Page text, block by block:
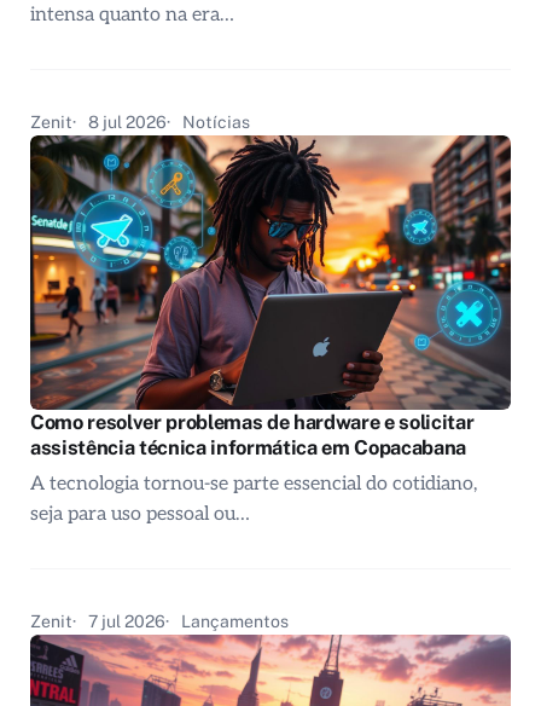
intensa quanto na era…
Zenit 8 jul 2026 Notícias
Como resolver problemas de hardware e solicitar
assistência técnica informática em Copacabana
A tecnologia tornou-se parte essencial do cotidiano,
seja para uso pessoal ou…
Zenit 7 jul 2026 Lançamentos